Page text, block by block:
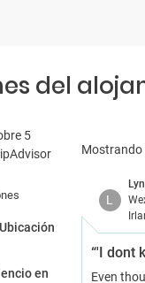
del
Ubicación
en
Mostrando
L
“'I dont
Even